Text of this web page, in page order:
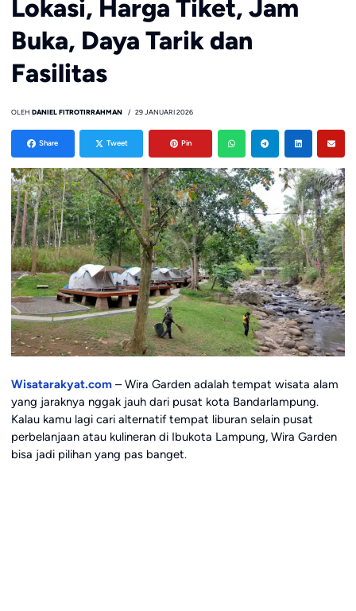
Lokasi, Harga Tiket, Jam
Buka, Daya Tarik dan
Fasilitas
OLEH DANIEL FITROTIRRAHMAN 29 JANUARI 2026
Share Tweet Pin
Wisatarakyat.com– Wira Garden adalah tempat wisata alam
yang jaraknya nggak jauh dari pusat kota Bandarlampung.
Kalau kamu lagi cari alternatif tempat liburan selain pusat
perbelanjaan atau kulineran di Ibukota Lampung, Wira Garden
bisa jadi pilihan yang pas banget.